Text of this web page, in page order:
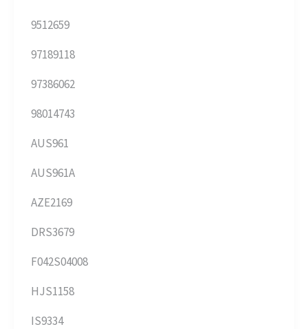
9512659
97189118
97386062
98014743
AUS961
AUS961A
AZE2169
DRS3679
F042S04008
HJS1158
IS9334